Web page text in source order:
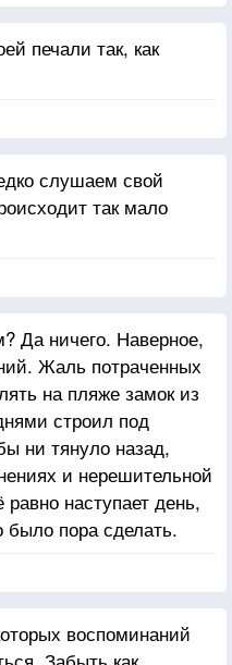
печали так, как
слушаем свой
так мало
Да ничего. Наверное,
Жаль потраченных
на пляже замок из
строил под
ни тянуло назад,
и нерешительной
наступает день,
было пора сделать.
воспоминаний